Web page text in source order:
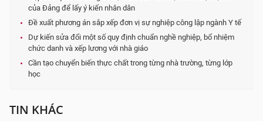
của Đảng để lấy ý kiến nhân dân
Đề xuất phương án sắp xếp đơn vị sự nghiệp công lập ngành Y tế
Dự kiến sửa đổi một số quy định chuẩn nghề nghiệp, bổ nhiệm
chức danh và xếp lương với nhà giáo
Cần tạo chuyển biến thực chất trong từng nhà trường, từng lớp
học
TIN KHÁC